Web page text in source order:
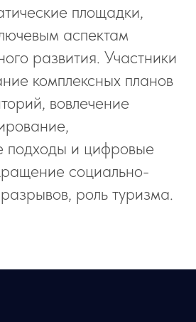
площадки,
аспектам
развития. Участники
комплексных планов
вовлечение
подходы и цифровые
социально-
роль туризма.